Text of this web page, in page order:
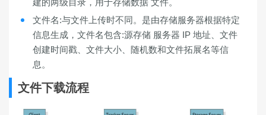
文件名:与文件上传时不同。是由存储服务器根据特定
信息生成，文件名包含:源存储 服务器 IP 地址、文件
创建时间戳、文件大小、随机数和文件拓展名等信
息。
文件下载流程